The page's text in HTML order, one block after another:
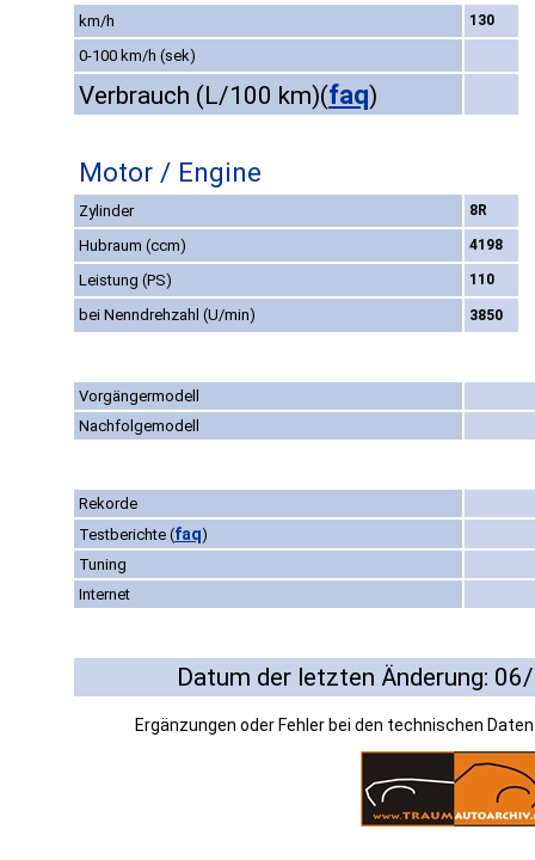
km/h 130
0-100 km/h (sek)
Verbrauch (L/100 km)(faq)
Motor / Engine
Zylinder 8R
Hubraum (ccm) 4198
Leistung (PS) 110
bei Nenndrehzahl (U/min) 3850
Vorgängermodell
Nachfolgemodell
Rekorde
Testberichte (faq)
Tuning
Internet
Datum der letzten Änderung:
Ergänzungen oder Fehler bei den technischen